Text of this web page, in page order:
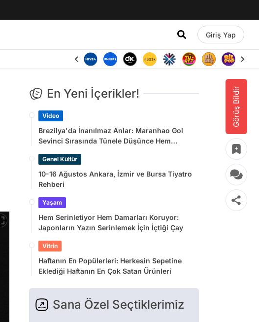
Giriş Yap
Görüş Bildir
En Yeni İçerikler!
Video
Brezilya'da İnanılmaz Anlar: Maranhao Gol
Sevinci Sırasında Tünele Düşünce Hem
Genel Kültür
10-16 Ağustos Ankara, İzmir ve Bursa Tiyatro
Rehberi
Yaşam
Hem Serinletiyor Hem Damarları Koruyor:
Japonların Yazın Serinlemek İçin İçtiği Çay
Vitrin
Haftanın En Popülerleri: Herkesin Sepetine
Eklediği Haftanın En Çok Satan Ürünleri
Sana Özel Seçtiklerimiz